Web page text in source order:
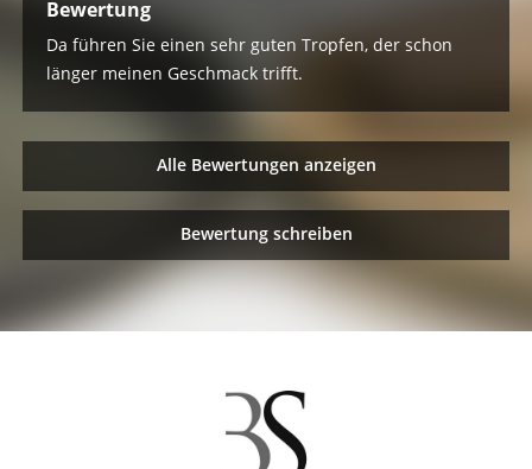
Bewertung
Da führen Sie einen sehr guten Tropfen, der schon
länger meinen Geschmack trifft.
Alle Bewertungen anzeigen
Bewertung schreiben